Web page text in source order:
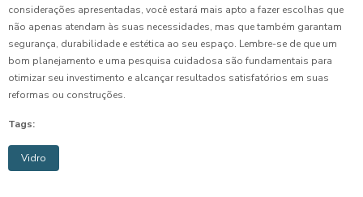
considerações apresentadas, você estará mais apto a fazer escolhas que
não apenas atendam às suas necessidades, mas que também garantam
segurança, durabilidade e estética ao seu espaço. Lembre-se de que um
bom planejamento e uma pesquisa cuidadosa são fundamentais para
otimizar seu investimento e alcançar resultados satisfatórios em suas
reformas ou construções.
Tags:
Vidro